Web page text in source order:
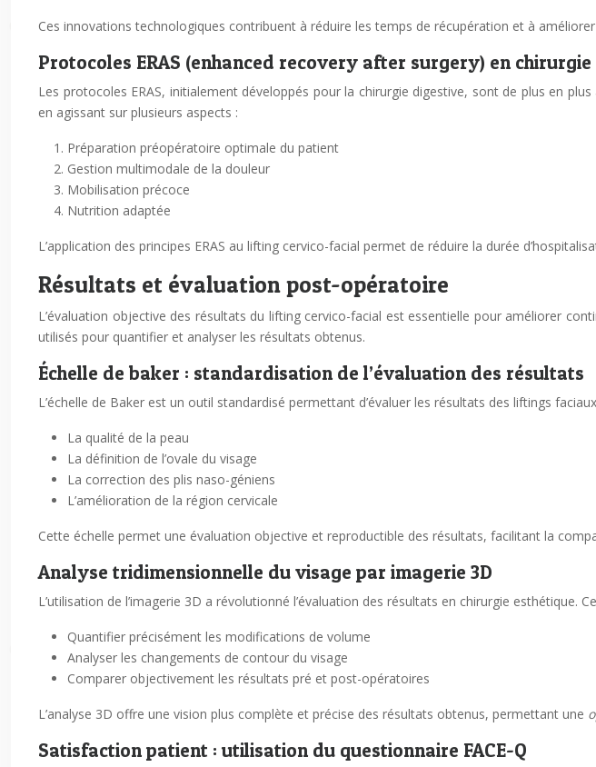
Ces innovations technologiques contribuent à réduire les temps de récupération et à
Protocoles ERAS (enhanced recovery after surgery) en
Les protocoles ERAS, initialement développés pour la chirurgie digestive, sont de plus en
en agissant sur plusieurs aspects :
Préparation préopératoire optimale du patient
Gestion multimodale de la douleur
Mobilisation précoce
Nutrition adaptée
L’application des principes ERAS au lifting cervico-facial permet de réduire la durée
Résultats et évaluation post-opératoire
L’évaluation objective des résultats du lifting cervico-facial est essentielle pour améliorer
utilisés pour quantifier et analyser les résultats obtenus.
Échelle de baker : standardisation de l’évaluation des résultats
L’échelle de Baker est un outil standardisé permettant d’évaluer les résultats des liftings
La qualité de la peau
La définition de l’ovale du visage
La correction des plis naso-géniens
L’amélioration de la région cervicale
Cette échelle permet une évaluation objective et reproductible des résultats, facilitant la
Analyse tridimensionnelle du visage par imagerie 3D
L’utilisation de l’imagerie 3D a révolutionné l’évaluation des résultats en chirurgie esthétique.
Quantifier précisément les modifications de volume
Analyser les changements de contour du visage
Comparer objectivement les résultats pré et post-opératoires
L’analyse 3D offre une vision plus complète et précise des résultats obtenus, permettant une
Satisfaction patient : utilisation du questionnaire FACE-Q